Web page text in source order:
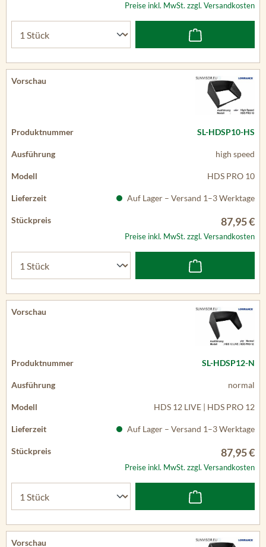
Preise inkl. MwSt. zzgl. Versandkosten
SL-HDSP10-HS
high speed
HDS PRO 10
Auf Lager – Versand 1–3 Werktage
87,95 €
Preise inkl. MwSt. zzgl. Versandkosten
SL-HDSP12-N
normal
HDS 12 LIVE | HDS PRO 12
Auf Lager – Versand 1–3 Werktage
87,95 €
Preise inkl. MwSt. zzgl. Versandkosten